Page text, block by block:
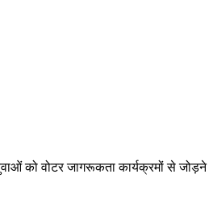
को वोटर जागरूकता कार्यक्रमों से जोड़ने